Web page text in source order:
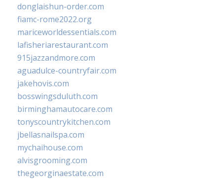
donglaishun-order.com
fiamc-rome2022.org
mariceworldessentials.com
lafisheriarestaurant.com
915jazzandmore.com
aguadulce-countryfair.com
jakehovis.com
bosswingsduluth.com
birminghamautocare.com
tonyscountrykitchen.com
jbellasnailspa.com
mychaihouse.com
alvisgrooming.com
thegeorginaestate.com